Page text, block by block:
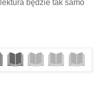
będzie tak samo